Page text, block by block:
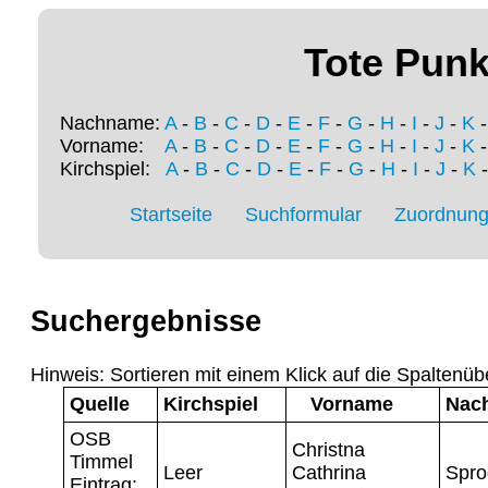
Tote
Nachname: A- B - C - D - E - F - G - H - I - J - K
Vorname: A- B - C - D - E - F - G - H - I - J - K
Kirchspiel: A- B - C - D- E- F- G - H - I - J - K
Startseite Suchformular
Suchergebnisse
Hinweis: Sortieren mit einem Klick auf die
Quelle
Kirchspiel Vorname
OSB
Timmel
Leer
Christna
Cathrina